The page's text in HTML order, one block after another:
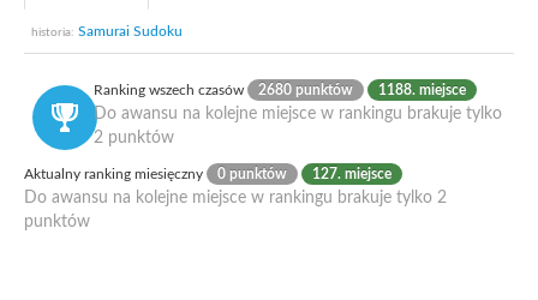
historia: Samurai Sudoku
Ranking wszech czasów 2680 punktów 1188. miejsce
Do awansu na kolejne miejsce w rankingu brakuje tylko
2 punktów
Aktualny ranking miesięczny 0 punktów 127. miejsce
Do awansu na kolejne miejsce w rankingu brakuje tylko 2
punktów